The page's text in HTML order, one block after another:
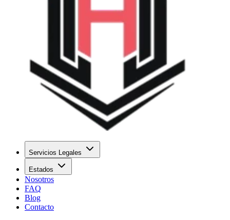
Servicios Legales
Estados
Nosotros
FAQ
Blog
Contacto